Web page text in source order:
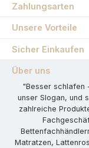
Zahlungsarten
Unsere Vorteile
Sicher Einkaufen
Über uns
"Besser schlafen
unser Slogan, und
zahlreiche
Matratzen,